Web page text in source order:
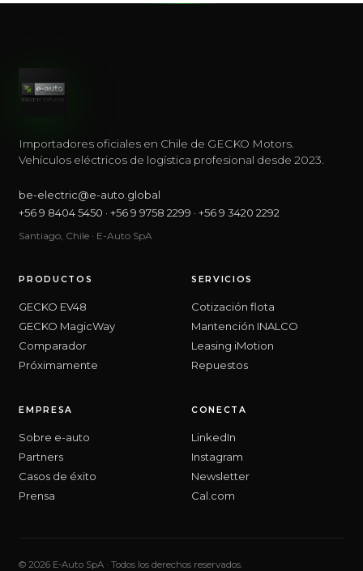
Importadores oficiales en Chile de GECKO Motors.
Vehículos eléctricos de logística profesional desde 2023.
be-electric@e-auto.global
+56 9 8404 5450 ·+56 9 9758 2299 ·+56 9 3420 2292
Santiago, Chile · E-Auto SpA
PRODUCTOS
GECKO EV48
GECKO MagicWay
Comparador
Próximamente
SERVICIOS
Cotización flota
Mantención INALCO
Leasing iMotion
Repuestos
EMPRESA
Sobre e-auto
Partners
Casos de éxito
Prensa
CONECTA
LinkedIn
Instagram
Newsletter
Cal.com
© 2026 E-Auto SpA · Todos los derechos reservados.